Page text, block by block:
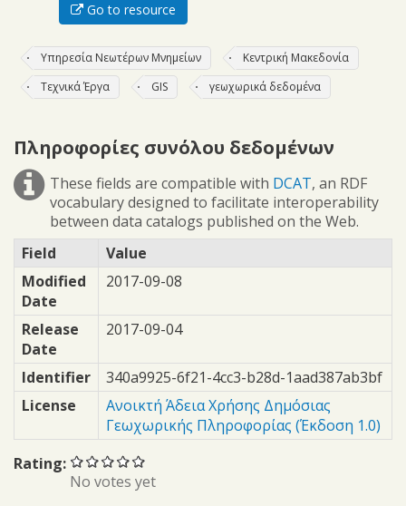
Go to resource
Υπηρεσία Νεωτέρων Μνημείων
Κεντρική Μακεδονία
Τεχνικά Έργα
GIS γεωχωρικά δεδομένα
Πληροφορίες συνόλου δεδομένων
These fields are compatible with DCAT, an RDF
vocabulary designed to facilitate interoperability
between data catalogs published on the Web.
Field
Value
Modified
Date
2017-09-08
Release
Date
2017-09-04
Identifier
340a9925-6f21-4cc3-b28d-1aad387ab3bf
License
Ανοικτή Άδεια Χρήσης Δημόσιας
Γεωχωρικής Πληροφορίας (Έκδοση 1.0)
Rating:
No votes yet